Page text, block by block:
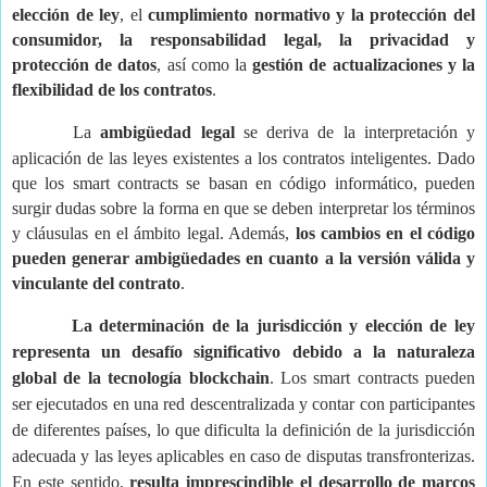
elección de ley, elcumplimiento normativo y la protección del
consumidor, la responsabilidad legal, la privacidad y
protección de datos, así como lagestión de actualizaciones y la
flexibilidad de los contratos.
Laambigüedad legalse deriva de la interpretación y
aplicación de las leyes existentes a los contratos inteligentes. Dado
que los smart contracts se basan en código informático, pueden
surgir dudas sobre la forma en que se deben interpretar los términos
y cláusulas en el ámbito legal. Además, los cambios en el código
pueden generar ambigüedades en cuanto a la versión válida y
vinculante del contrato.
La determinación de la jurisdicción y elección de ley
representa un desafío significativo debido a la naturaleza
global de la tecnología blockchain. Los smart contracts pueden
ser ejecutados en una red descentralizada y contar con participantes
de diferentes países, lo que dificulta la definición de la jurisdicción
adecuada y las leyes aplicables en caso de disputas transfronterizas.
En este sentido,resulta imprescindible el desarrollo de marcos